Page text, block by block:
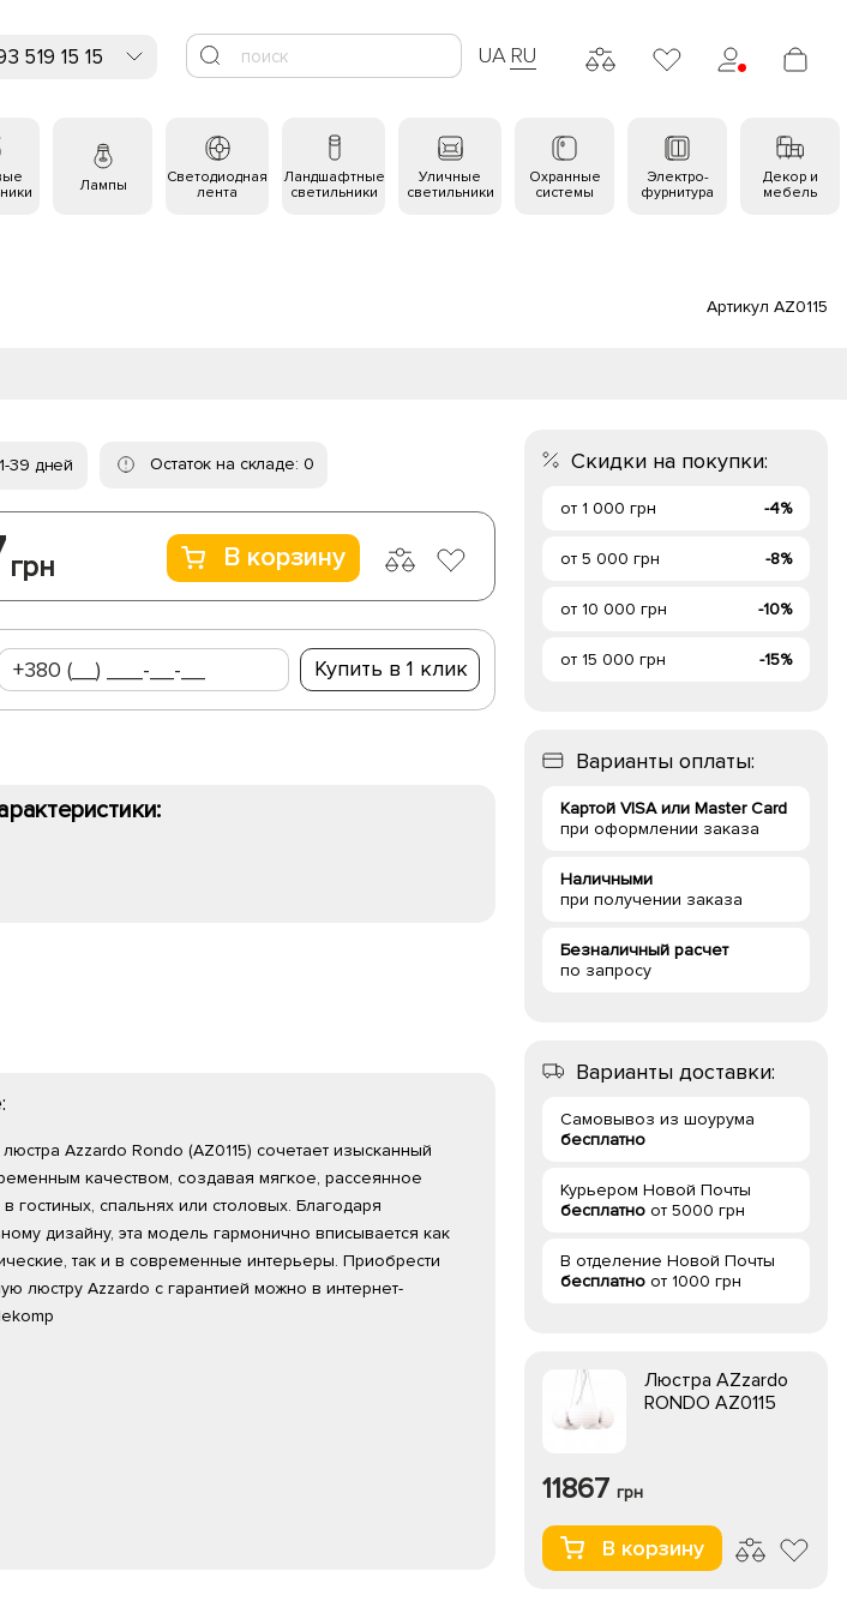
519 15 15 UA RU
Лампы
Светодиодная
лента
Ландшафтные
светильники
Уличные
светильники
Охранные
системы
Электро-
фурнитура
Декор и
мебель
Артикул AZ0115
39 дней Остаток на складе: 0
грн В корзину
Купить в 1 клик
Azzardo Rondo (AZ0115) сочетает изысканный
качеством, создавая мягкое, рассеянное
гостиных, спальнях или столовых. Благодаря
дизайну, эта модель гармонично вписывается как
так и в современные интерьеры. Приобрести
люстру Azzardo с гарантией можно в интернет-
Скидки на покупки:
от 1 000 грн -4%
от 5 000 грн -8%
от 10 000 грн -10%
от 15 000 грн -15%
Варианты оплаты:
Картой VISA или Master Card
при оформлении заказа
Наличными
при получении заказа
Безналичный расчет
по запросу
Варианты доставки:
Самовывоз из шоурума
бесплатно
Курьером Новой Почты
бесплатно от 5000 грн
В отделение Новой Почты
бесплатно от 1000 грн
Люстра AZzardo
RONDO AZ0115
11867 грн
В корзину